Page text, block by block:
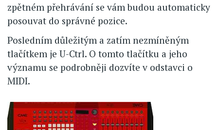
zpětném přehrávání se vám budou automaticky
posouvat do správné pozice.
Posledním důležitým a zatím nezmíněným
tlačítkem je U-Ctrl. O tomto tlačítku a jeho
významu se podrobněji dozvíte v odstavci o
MIDI.